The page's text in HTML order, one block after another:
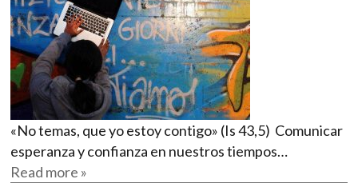
«No temas, que yo estoy contigo» (Is 43,5) Comunicar
esperanza y confianza en nuestros tiempos…
Read more »